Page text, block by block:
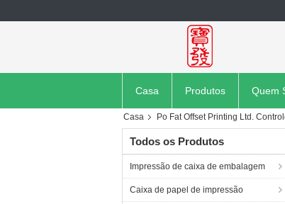
Casa Produtos Quem
Casa Po Fat Offset Printing Ltd.
Todos os Produtos
Impressão de caixa de embalagem
Caixa de papel de impressão